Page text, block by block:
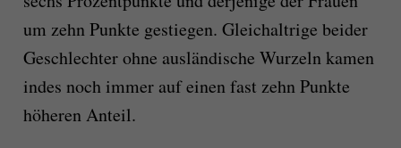
um zehn Punkte gestiegen. Gleichaltrige beider
Geschlechter ohne ausländische Wurzeln kamen
indes noch immer auf einen fast zehn Punkte
höheren Anteil.